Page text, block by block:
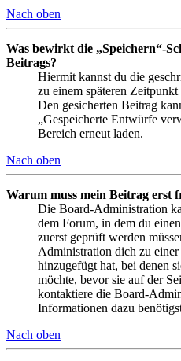
Nach oben
Was bewirkt die „Speichern“-
Beitrags?
Hiermit kannst du die
zu einem späteren
Den gesicherten Beitrag
„Gespeicherte Entwürfe
Bereich erneut laden.
Nach oben
Warum muss mein Beitrag erst
Die Board-Administration
dem Forum, in dem du
zuerst geprüft werden
Administration dich zu
hinzugefügt hat, bei denen
möchte, bevor sie auf der
kontaktiere die Board-
Informationen dazu
Nach oben